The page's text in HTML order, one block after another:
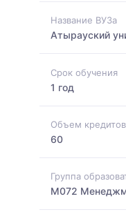
Название ВУЗа
Атырауский
Срок обучения
1 год
Объем кредитов
60
Группа
M072